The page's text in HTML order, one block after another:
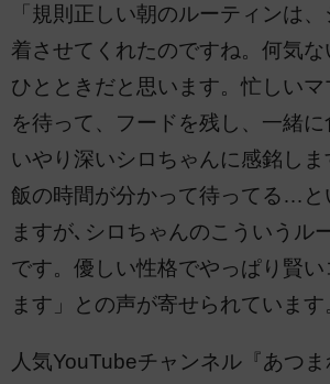
「規則正しい朝のルーティンは
着させてくれたのですね。何気
ひとときだと思います。忙しい
を待って、フードを残し、一緒
いやり深いシロちゃんに感銘し
飯の時間が分かって待ってる…と
ますが､シロちゃんのこういうル
です。優しい性格でやっぱり賢
ます」との声が寄せられています
人気YouTubeチャンネル『あつ